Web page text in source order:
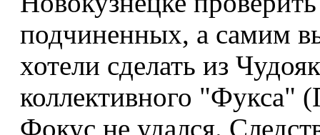
подчиненных, а самим
хотели сделать из
коллективного "Фукса"
Фокус не удался.